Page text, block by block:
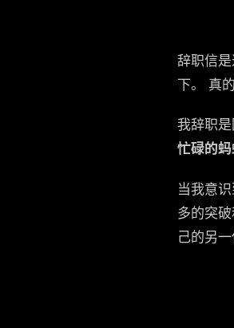
辞职信
下。 真
我辞职
忙碌的蚂
当我意
多的突
己的另